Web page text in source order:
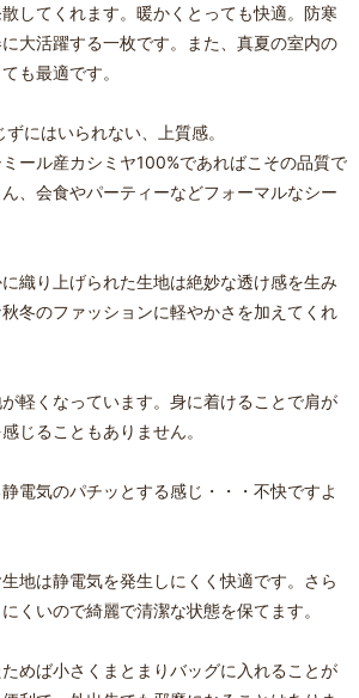
してくれます。暖かくとっても快適。防寒
大活躍する一枚です。また、真夏の室内の
も最適です。
にはいられない、上質感。
ール産カシミヤ100%であればこその品質で
、会食やパーティーなどフォーマルなシー
織り上げられた生地は絶妙な透け感を生み
冬のファッションに軽やかさを加えてくれ
軽くなっています。身に着けることで肩が
じることもありません。
電気のパチッとする感じ・・・不快ですよ
地は静電気を発生しにくく快適です。さら
くいので綺麗で清潔な状態を保てます。
めば小さくまとまりバッグに入れることが